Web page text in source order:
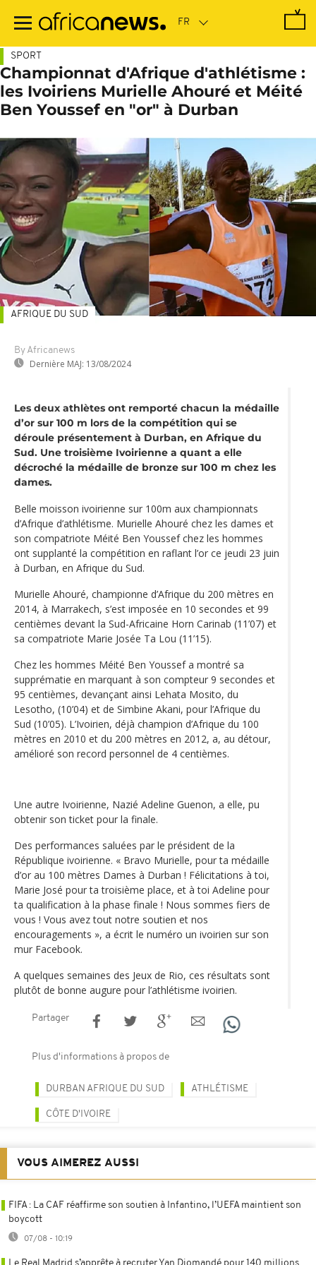
contenu
SPORT
Championnat d'Afrique d'athlétisme :
les Ivoiriens Murielle Ahouré et Méité
Ben Youssef en "or" à Durban
By Africanews
Dernière MAJ: 13/08/2024
AFRIQUE DU SUD
Les deux athlètes ont remporté chacun la médaille
d’or sur 100 m lors de la compétition qui se
déroule présentement à Durban, en Afrique du
Sud. Une troisième Ivoirienne a quant a elle
décroché la médaille de bronze sur 100 m chez les
dames.
Belle moisson ivoirienne sur 100m aux championnats
d’Afrique d’athlétisme. Murielle Ahouré chez les dames et
son compatriote Méité Ben Youssef chez les hommes
ont supplanté la compétition en raflant l’or ce jeudi 23 juin
à Durban, en Afrique du Sud.
Murielle Ahouré, championne d’Afrique du 200 mètres en
2014, à Marrakech, s’est imposée en 10 secondes et 99
centièmes devant la Sud-Africaine Horn Carinab (11’07) et
sa compatriote Marie Josée Ta Lou (11’15).
Chez les hommes Méité Ben Youssef a montré sa
supprématie en marquant à son compteur 9 secondes et
95 centièmes, devançant ainsi Lehata Mosito, du
Lesotho, (10’04) et de Simbine Akani, pour l’Afrique du
Sud (10’05). L’Ivoirien, déjà champion d’Afrique du 100
mètres en 2010 et du 200 mètres en 2012, a, au détour,
amélioré son record personnel de 4 centièmes.
Une autre Ivoirienne, Nazié Adeline Guenon, a elle, pu
obtenir son ticket pour la finale.
Des performances saluées par le président de la
République ivoirienne. « Bravo Murielle, pour ta médaille
d’or au 100 mètres Dames à Durban ! Félicitations à toi,
Marie José pour ta troisième place, et à toi Adeline pour
ta qualification à la phase finale ! Nous sommes fiers de
vous ! Vous avez tout notre soutien et nos
encouragements », a écrit le numéro un ivoirien sur son
mur Facebook.
A quelques semaines des Jeux de Rio, ces résultats sont
plutôt de bonne augure pour l’athlétisme ivoirien.
Partager
Plus d'informations à propos de
DURBAN AFRIQUE DU SUD ATHLÉTISME
CÔTE D'IVOIRE
VOUS AIMEREZ AUSSI
FIFA : La CAF réaffirme son soutien à Infantino, l’UEFA maintient son
boycott
07/08 - 10:19